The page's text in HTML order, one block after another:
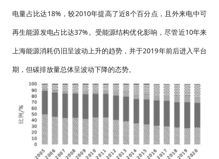
电量占比达18%，较2010年提高了近8个百分点，且外来电中可
再生能源发电占比达37%。受能源结构优化影响，尽管近10年来
上海能源消耗仍旧呈波动上升的趋势，并于2019年前后进入平台
期，但碳排放量总体呈波动下降的态势。